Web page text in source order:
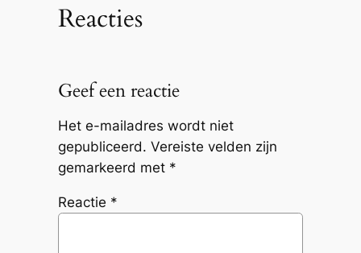
Reacties
Geef een reactie
Het e-mailadres wordt niet
gepubliceerd. Vereiste velden zijn
gemarkeerd met *
Reactie *